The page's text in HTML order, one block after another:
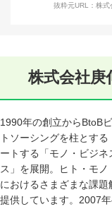
抜粋元URL：株
株式会社庚
1990年の創立からBtoB
トソーシングを柱とす
ートする「モノ・ビジ
ス」を展開。ヒト・モ
におけるさまざまな課
提供しています。2007